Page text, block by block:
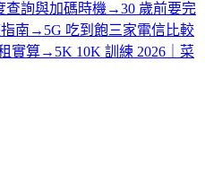
查詢與加碼時機→30 歲前要完
南 → 5G 吃到飽三家電信比較
實算→ 5K 10K 訓練 2026｜菜